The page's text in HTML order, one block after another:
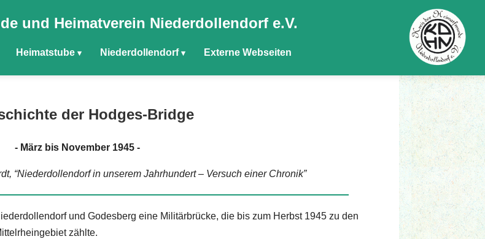
und Heimatverein Niederdollendorf e.V.
Heimatstube Niederdollendorf Externe Webseiten
der Hodges-Bridge
- März bis November 1945 -
“Niederdollendorf in unserem Jahrhundert – Versuch einer Chronik”
und Godesberg eine Militärbrücke, die bis zum Herbst 1945 zu den
zählte.